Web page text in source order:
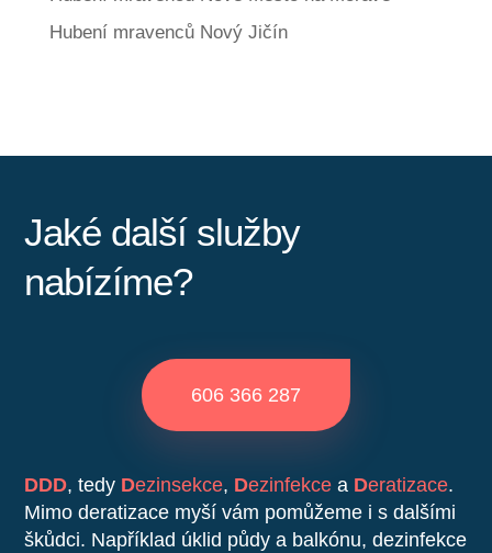
Hubení mravenců Nový Jičín
Jaké další služby
nabízíme?
606 366 287
DDD, tedy Dezinsekce, Dezinfekce a Deratizace.
Mimo deratizace myší vám pomůžeme i s dalšími
škůdci. Například úklid půdy a balkónu, dezinfekce